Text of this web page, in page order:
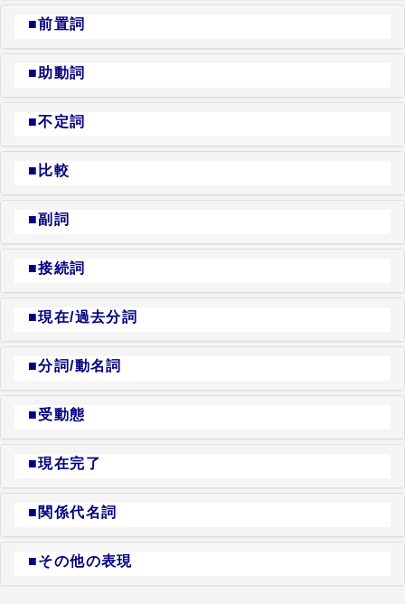
■前置詞
■助動詞
■不定詞
■比較
■副詞
■接続詞
■現在/過去分詞
■分詞/動名詞
■受動態
■現在完了
■関係代名詞
■その他の表現